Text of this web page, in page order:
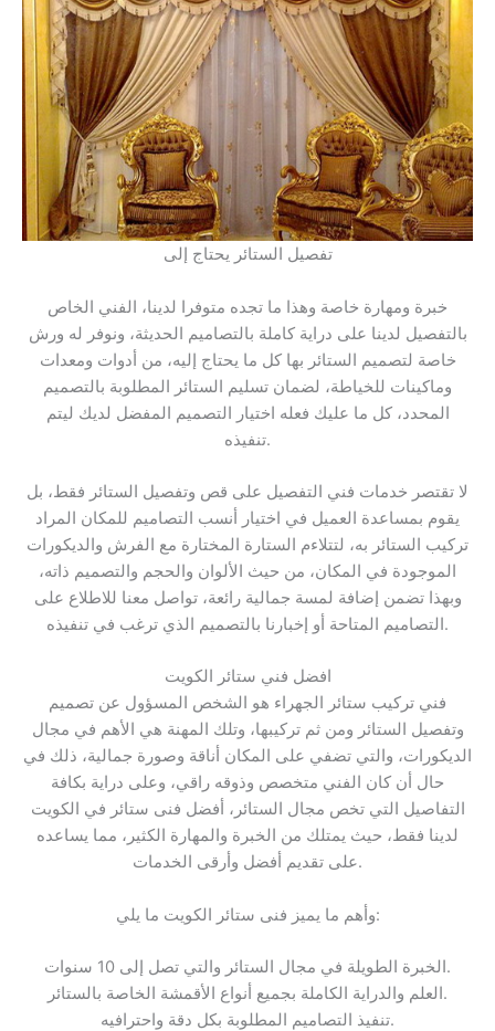
تفصيل الستائر يحتاج إلى
خبرة ومهارة خاصة وهذا ما تجده متوفرا لدينا، الفني الخاص
بالتفصيل لدينا على دراية كاملة بالتصاميم الحديثة، ونوفر له ورش
خاصة لتصميم الستائر بها كل ما يحتاج إليه، من أدوات ومعدات
وماكينات للخياطة، لضمان تسليم الستائر المطلوبة بالتصميم
المحدد، كل ما عليك فعله اختيار التصميم المفضل لديك ليتم
تنفيذه.
لا تقتصر خدمات فني التفصيل على قص وتفصيل الستائر فقط، بل
يقوم بمساعدة العميل في اختيار أنسب التصاميم للمكان المراد
تركيب الستائر به، لتتلاءم الستارة المختارة مع الفرش والديكورات
الموجودة في المكان، من حيث الألوان والحجم والتصميم ذاته،
وبهذا تضمن إضافة لمسة جمالية رائعة، تواصل معنا للاطلاع على
التصاميم المتاحة أو إخبارنا بالتصميم الذي ترغب في تنفيذه.
افضل فني ستائر الكويت
فني تركيب ستائر الجهراء هو الشخص المسؤول عن تصميم
وتفصيل الستائر ومن ثم تركيبها، وتلك المهنة هي الأهم في مجال
الديكورات، والتي تضفي على المكان أناقة وصورة جمالية، ذلك في
حال أن كان الفني متخصص وذوقه راقي، وعلى دراية بكافة
التفاصيل التي تخص مجال الستائر، أفضل فنى ستائر في الكويت
لدينا فقط، حيث يمتلك من الخبرة والمهارة الكثير، مما يساعده
على تقديم أفضل وأرقى الخدمات.
وأهم ما يميز فنى ستائر الكويت ما يلي:
الخبرة الطويلة في مجال الستائر والتي تصل إلى 10 سنوات.
العلم والدراية الكاملة بجميع أنواع الأقمشة الخاصة بالستائر.
تنفيذ التصاميم المطلوبة بكل دقة واحترافيه.